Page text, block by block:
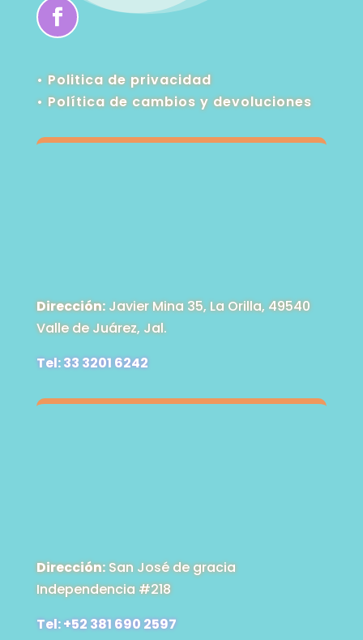
• Politica de privacidad
•Política de cambios y devoluciones
Dirección:Javier Mina 35, La Orilla, 49540
Valle de Juárez, Jal.
Tel: 33 3201 6242
Dirección:San José de gracia
Independencia #218
Tel: +52 381 690 2597